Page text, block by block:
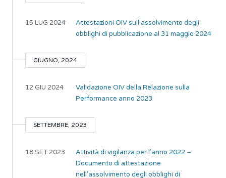
15 LUG 2024
Attestazioni OIV sull’assolvimento degli
obblighi di pubblicazione al 31 maggio 2024
GIUGNO, 2024
12 GIU 2024
Validazione OIV della Relazione sulla
Performance anno 2023
SETTEMBRE, 2023
18 SET 2023
Attività di vigilanza per l’anno 2022 –
Documento di attestazione
nell’assolvimento degli obblighi di